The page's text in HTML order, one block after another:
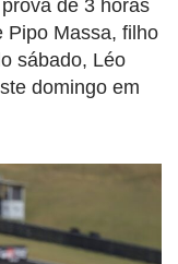
de 3 horas
Pipo Massa, filho
sábado, Léo
domingo em